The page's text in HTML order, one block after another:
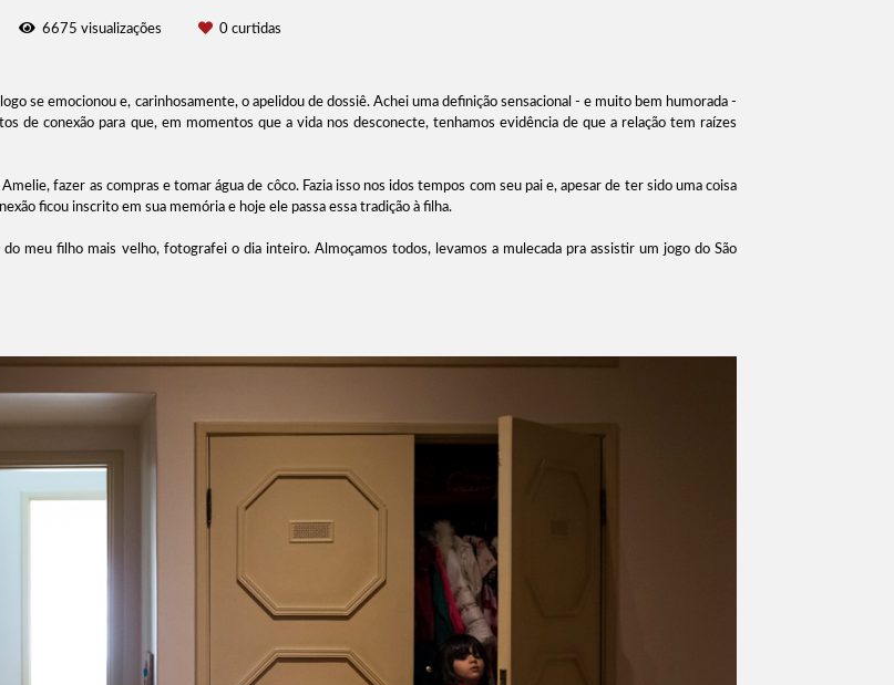
6675 visualizações 0curtidas
se emocionou e, carinhosamente, o apelidou de dossiê. Achei uma definição sensacional - e muito bem humorada -
de conexão para que, em momentos que a vida nos desconecte, tenhamos evidência de que a relação tem raízes
fazer as compras e tomar água de côco. Fazia isso nos idos tempos com seu pai e, apesar de ter sido uma coisa
ficou inscrito em sua memória e hoje ele passa essa tradição à filha.
meu filho mais velho, fotografei o dia inteiro. Almoçamos todos, levamos a mulecada pra assistir um jogo do São